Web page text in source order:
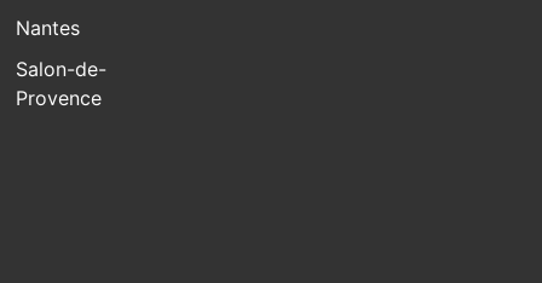
Nantes
Salon-de-
Provence